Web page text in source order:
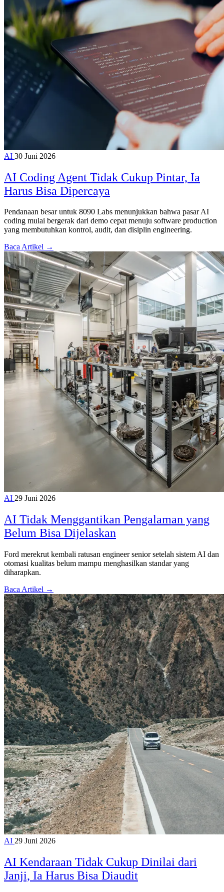
AI 30 Juni 2026
AI Coding Agent Tidak Cukup Pintar, Ia
Harus Bisa Dipercaya
Pendanaan besar untuk 8090 Labs menunjukkan bahwa pasar AI
coding mulai bergerak dari demo cepat menuju software production
yang membutuhkan kontrol, audit, dan disiplin engineering.
Baca Artikel →
AI 29 Juni 2026
AI Tidak Menggantikan Pengalaman yang
Belum Bisa Dijelaskan
Ford merekrut kembali ratusan engineer senior setelah sistem AI dan
otomasi kualitas belum mampu menghasilkan standar yang
diharapkan.
Baca Artikel →
AI 29 Juni 2026
AI Kendaraan Tidak Cukup Dinilai dari
Janji, Ia Harus Bisa Diaudit